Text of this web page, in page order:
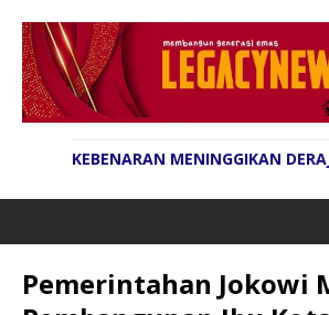
KEBENARAN MENINGGIKAN
Pemerintahan Jokowi